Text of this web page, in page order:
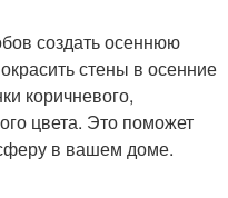
создать осеннюю
стены в осенние
коричневого,
цвета. Это поможет
в вашем доме.